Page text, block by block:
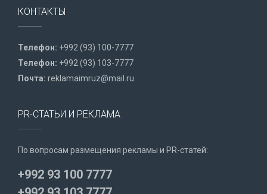
КОНТАКТЫ
Телефон: +992 (93) 100-7777
Телефон: +992 (93) 103-7777
Почта: reklamaimruz@mail.ru
PR-СТАТЬИ И РЕКЛАМА
По вопросам размещения рекламы и PR-статей:
+992 93 100 7777